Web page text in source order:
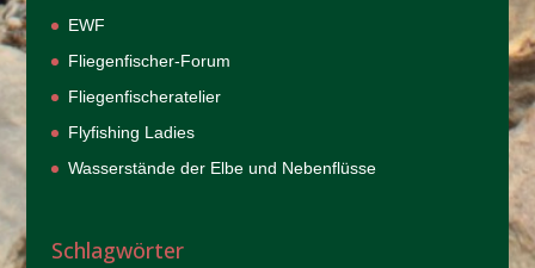
EWF
Fliegenfischer-Forum
Fliegenfischeratelier
Flyfishing Ladies
Wasserstände der Elbe und Nebenflüsse
Schlagwörter